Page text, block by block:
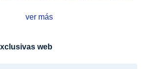
ver más
web